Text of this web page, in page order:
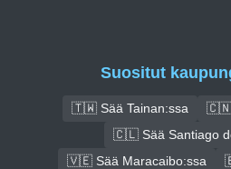
Suositut
🇹🇼 Sää Tainan:ssa
🇨🇳
🇨🇱 Sää Santiago
🇻🇪 Sää Maracaibo:ssa